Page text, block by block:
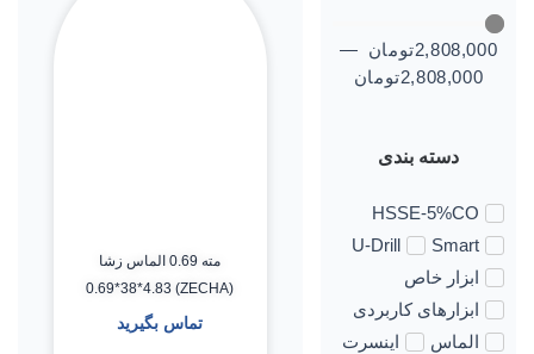
2,808,000تومان —
2,808,000تومان
دسته بندی
HSSE-5%CO
Smart
U-Drill
ابزار خاص
ابزارهای کاربردی
الماس
اینسرت
مته 0.69 الماس زشا
(ZECHA) 0.69*38*4.83
تماس بگیرید